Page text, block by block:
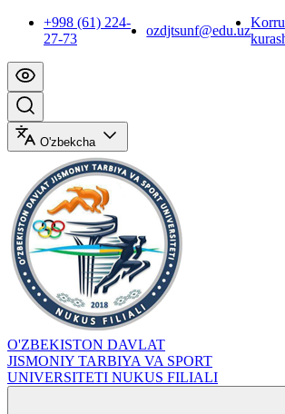
+998 (61) 224-
27-73
ozdjtsunf@edu.uz
O'zbekcha
O'ZBEKISTON DAVLAT
JISMONIY TARBIYA VA SPORT
UNIVERSITETI NUKUS FILIALI